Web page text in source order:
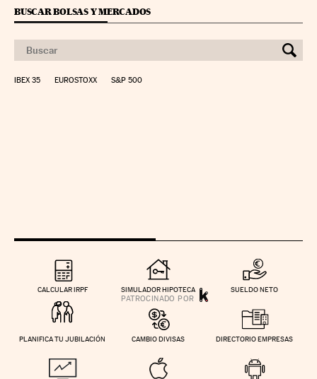
BUSCAR BOLSAS Y MERCADOS
IBEX 35 EUROSTOXX S&P 500
CALCULAR IRPF SIMULADOR HIPOTECA SUELDO NETO
PLANIFICA TU JUBILACIÓN CAMBIO DIVISAS DIRECTORIO EMPRESAS